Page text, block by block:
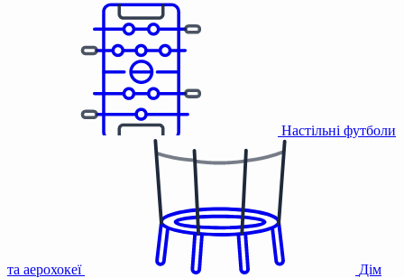
Настільні футболи
та аерохокеї Дім